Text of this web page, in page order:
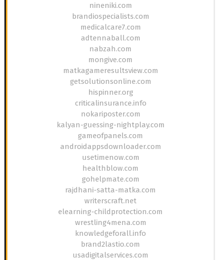
nineniki.com
brandiospecialists.com
medicalcare7.com
adtennaball.com
nabzah.com
mongive.com
matkagameresultsview.com
getsolutionsonline.com
hispinner.org
criticalinsurance.info
nokariposter.com
kalyan-guessing-nightplay.com
gameofpanels.com
androidappsdownloader.com
usetimenow.com
healthblow.com
gohelpmate.com
rajdhani-satta-matka.com
writerscraft.net
elearning-childprotection.com
wrestling4mena.com
knowledgeforall.info
brand2lastio.com
usadigitalservices.com